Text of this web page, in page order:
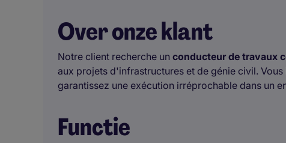
Over onze klant
Notre client recherche un conducteur de travaux
aux projets d'infrastructures et de génie civil.
garantissez une exécution irréprochable dans un
Functie